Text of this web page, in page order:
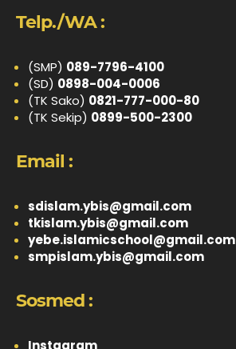
Telp./WA :
(SMP) 089-7796-4100
(SD) 0898-004-0006
(TK Sako) 0821-777-000-80
(TK Sekip) 0899-500-2300
Email :
sdislam.ybis@gmail.com
tkislam.ybis@gmail.com
yebe.islamicschool@gmail.com
smpislam.ybis@gmail.com
Sosmed :
Instagram